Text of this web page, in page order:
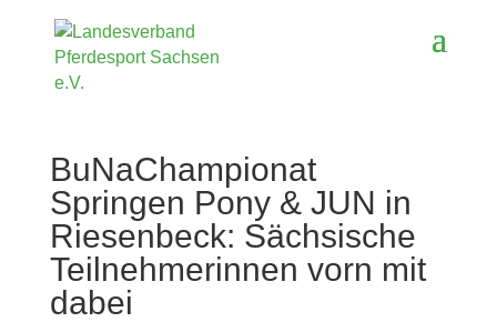
BuNaChampionat
Springen Pony & JUN in
Riesenbeck: Sächsische
Teilnehmerinnen vorn mit
dabei